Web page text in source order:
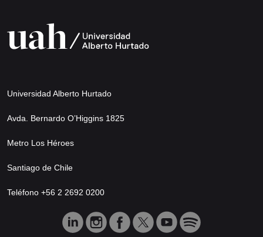
Universidad Alberto Hurtado
Avda. Bernardo O’Higgins 1825
Metro Los Héroes
Santiago de Chile
Teléfono +56 2 2692 0200